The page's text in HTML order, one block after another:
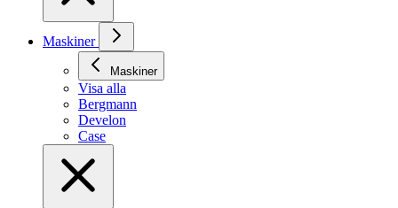
Maskiner
Maskiner
Visa alla
Bergmann
Develon
Case